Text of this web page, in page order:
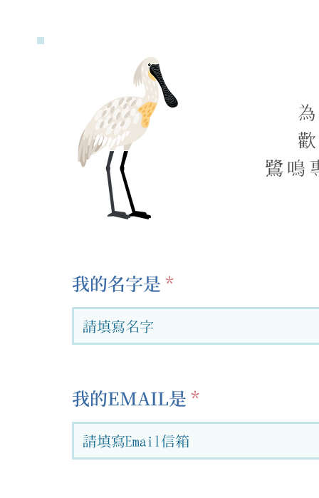
鷺鳴
我的名字是
我的EMAIL是